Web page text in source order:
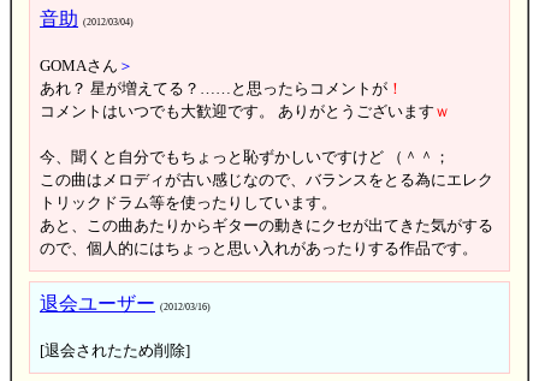
音助 (2012/03/04)
GOMAさん ＞
あれ？ 星が増えてる？……と思ったらコメントが ！
コメントはいつでも大歓迎です。 ありがとうございます ｗ
今、聞くと自分でもちょっと恥ずかしいですけど （＾＾；
この曲はメロディが古い感じなので、バランスをとる為にエレク
トリックドラム等を使ったりしています。
あと、この曲あたりからギターの動きにクセが出てきた気がする
ので、個人的にはちょっと思い入れがあったりする作品です。
退会ユーザー (2012/03/16)
[退会されたため削除]